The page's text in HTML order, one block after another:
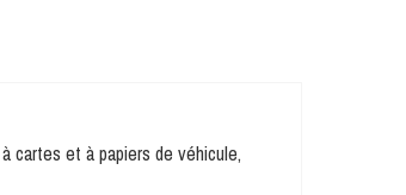
cartes et à papiers de véhicule,